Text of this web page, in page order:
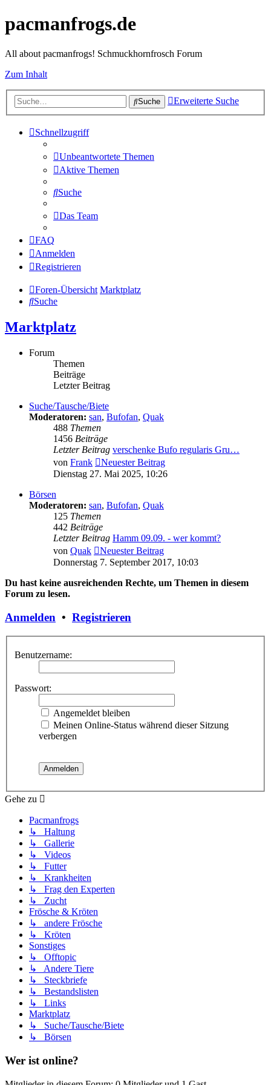
pacmanfrogs.de
All about pacmanfrogs! Schmuckhornfrosch Forum
Zum Inhalt
Suche Erweiterte Suche
Schnellzugriff
Unbeantwortete Themen
Aktive Themen
Suche
Das Team
FAQ
Anmelden
Registrieren
Foren-Übersicht Marktplatz
Suche
Marktplatz
Forum
Themen
Beiträge
Letzter Beitrag
Suche/Tausche/Biete
Moderatoren: san, Bufofan, Quak
488 Themen
1456 Beiträge
Letzter Beitrag verschenke Bufo regularis Gru…
von Frank
Neuester Beitrag
Dienstag 27. Mai 2025, 10:26
Börsen
Moderatoren: san, Bufofan, Quak
125 Themen
442 Beiträge
Letzter Beitrag Hamm 09.09. - wer kommt?
von Quak
Neuester Beitrag
Donnerstag 7. September 2017, 10:03
Du hast keine ausreichenden Rechte, um Themen in diesem
Forum zu lesen.
Anmelden • Registrieren
Benutzername:
Passwort:
Angemeldet bleiben
Meinen Online-Status während dieser Sitzung
verbergen
Gehe zu
Pacmanfrogs
↳ Haltung
↳ Gallerie
↳ Videos
↳ Futter
↳ Krankheiten
↳ Frag den Experten
↳ Zucht
Frösche & Kröten
↳ andere Frösche
↳ Kröten
Sonstiges
↳ Offtopic
↳ Andere Tiere
↳ Steckbriefe
↳ Bestandslisten
↳ Links
Marktplatz
↳ Suche/Tausche/Biete
↳ Börsen
Wer ist online?